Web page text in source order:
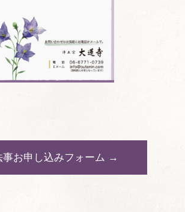
事お申し込みフォーム →